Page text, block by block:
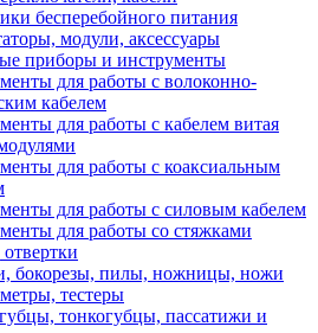
бесперебойного питания
модули, аксессуары
приборы и инструменты
для работы с волоконно-
кабелем
для работы с кабелем витая
для работы с коаксиальным
для работы с силовым кабелем
для работы со стяжками
бокорезы, пилы, ножницы, ножи
тестеры
тонкогубцы, пассатижи и